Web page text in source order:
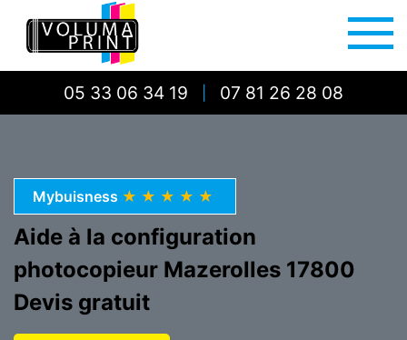
05 33 06 34 19 07 81 26 28 08
Mybuisness ★★★★★
Aide à la configuration
photocopieur Mazerolles 17800
Devis gratuit